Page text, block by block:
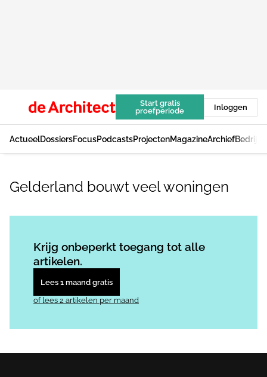
Start gratis
proefperiode
Inloggen
ActueelDossiersFocusPodcastsProjectenMagazineArchief
Gelderland bouwt veel woningen
Krijg onbeperkt toegang tot alle
artikelen.
Lees 1 maand gratis
of lees 2 artikelen per maand